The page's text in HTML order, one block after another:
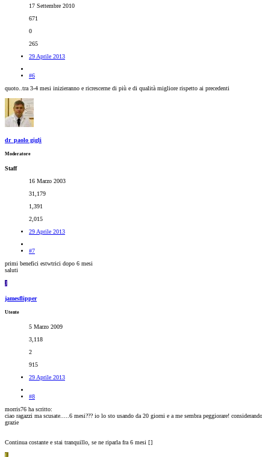
17 Settembre 2010
671
0
265
29 Aprile 2013
#6
quoto..tra 3-4 mesi inizieranno e ricrescerne di più e di qualità migliore rispetto ai precedenti
dr_paolo gigli
Moderatore
Staff
16 Marzo 2003
31,179
1,391
2,015
29 Aprile 2013
#7
primi benefici estwtrici dopo 6 mesi
saluti
J
jamesflipper
Utente
5 Marzo 2009
3,118
2
915
29 Aprile 2013
#8
morris76 ha scritto:
ciao ragazzi ma scusate.....6 mesi??? io lo sto usando da 20 giorni e a me sembra peggiorare!
grazie
Continua costante e stai tranquillo, se ne riparla fra 6 mesi []
L